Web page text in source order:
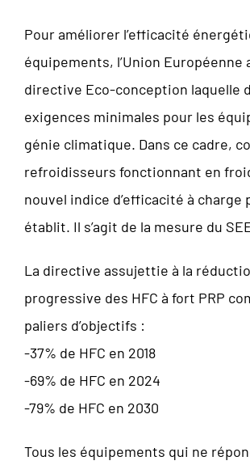
Pour améliorer l’efficacité
équipements, l’Union Européenne
directive Eco-conception laquelle
exigences minimales pour les
génie climatique. Dans ce cadre,
refroidisseurs fonctionnant en
nouvel indice d’efficacité à charge
établit. Il s’agit de la mesure du
La directive assujettie à la
progressive des HFC à fort PRP
paliers d’objectifs :
-37% de HFC en 2018
-69% de HFC en 2024
-79% de HFC en 2030
Tous les équipements qui ne